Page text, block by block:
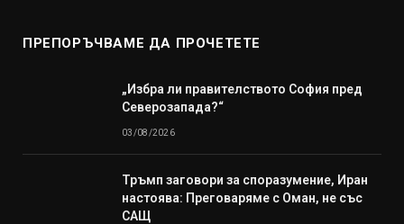
ПРЕПОРЪЧВАМЕ ДА ПРОЧЕТЕТЕ
„Избра ли правителството София пред
Северозапада?“
03/08/2026
Тръмп заговори за споразумение, Иран
настоява: Преговаряме с Оман, не със
САЩ